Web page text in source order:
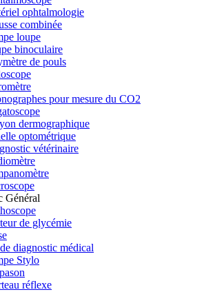
ophtalmologie
combinée
loupe
binoculaire
de pouls
pour mesure du CO2
dermographique
optométrique
vétérinaire
Général
de glycémie
diagnostic médical
Stylo
réflexe